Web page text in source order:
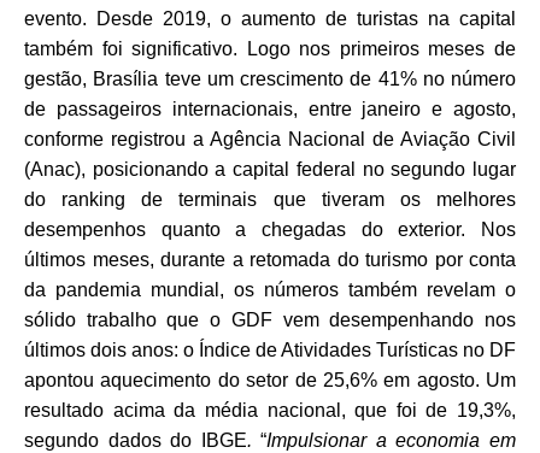
evento. Desde 2019, o aumento de turistas na capital
também foi significativo. Logo nos primeiros meses de
gestão, Brasília teve um crescimento de 41% no número
de passageiros internacionais, entre janeiro e agosto,
conforme registrou a Agência Nacional de Aviação Civil
(Anac), posicionando a capital federal no segundo lugar
do ranking de terminais que tiveram os melhores
desempenhos quanto a chegadas do exterior. Nos
últimos meses, durante a retomada do turismo por conta
da pandemia mundial, os números também revelam o
sólido trabalho que o GDF vem desempenhando nos
últimos dois anos: o Índice de Atividades Turísticas no DF
apontou aquecimento do setor de 25,6% em agosto. Um
resultado acima da média nacional, que foi de 19,3%,
segundo dados do IBGE.“Impulsionar a economia em